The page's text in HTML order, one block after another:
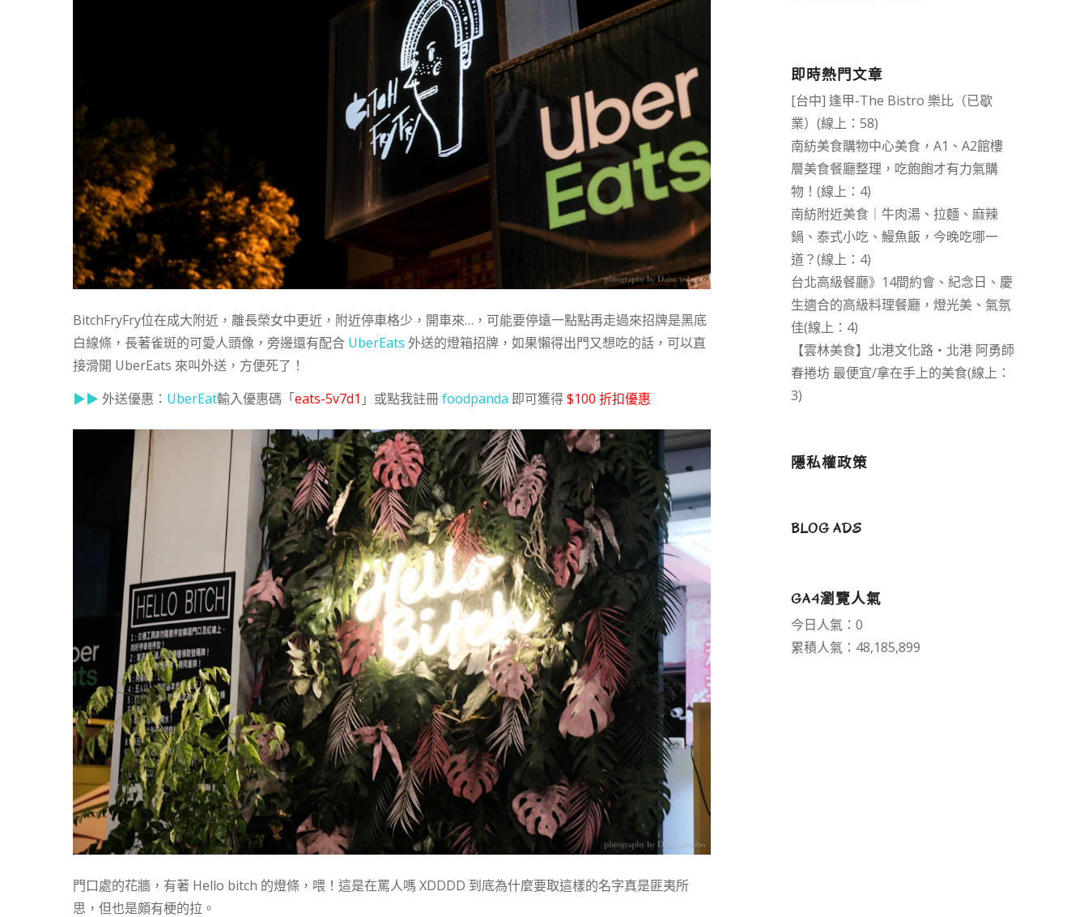
BitchFryFry位在成大附近，離長榮女中更近，附近停車格少，開車來…，可能要停遠一點點再走過來招牌是黑底
白線條，長著雀斑的可愛人頭像，旁邊還有配合 UberEats 外送的燈箱招牌，如果懶得出門又想吃的話，可以直
接滑開 UberEats 來叫外送，方便死了！
▶▶外送優惠： UberEat輸入優惠碼「eats-5v7d1 」或點我註冊foodpanda 即可獲得$100 折扣優惠
門口處的花牆，有著 Hello bitch 的燈條，喂！這是在罵人嗎 XDDDD 到底為什麼要取這樣的名字真是匪夷所
思，但也是頗有梗的拉。
即時熱門文章
[台中] 逢甲-The Bistro 樂比（已歇
業）(線上：58)
南紡美食購物中心美食，A1、A2館樓
層美食餐廳整理，吃飽飽才有力氣購
物！(線上：4)
南紡附近美食｜牛肉湯、拉麵、麻辣
鍋、泰式小吃、鰻魚飯，今晚吃哪一
道？(線上：4)
台北高級餐廳》14間約會、紀念日、慶
生適合的高級料理餐廳，燈光美、氣氛
佳(線上：4)
【雲林美食】北港文化路・北港 阿勇師
春捲坊 最便宜/拿在手上的美食(線上：
3)
隱私權政策
BLOG ADS
GA4瀏覽人氣
今日人氣：0
累積人氣：48,185,899